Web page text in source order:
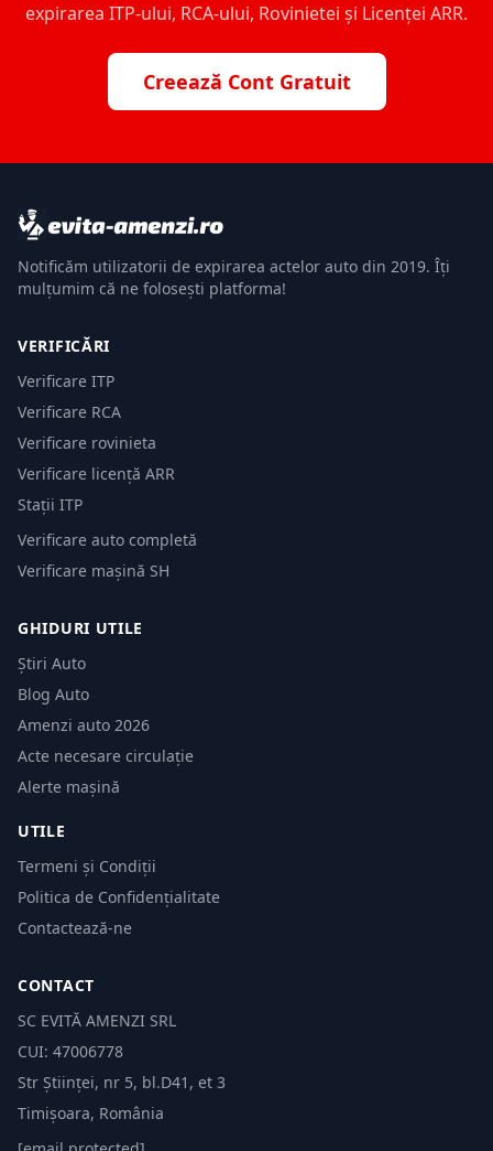
expirarea ITP-ului, RCA-ului, Rovinietei și Licenței ARR.
Creează Cont Gratuit
Notificăm utilizatorii de expirarea actelor auto din 2019. Îți
mulțumim că ne folosești platforma!
VERIFICĂRI
Verificare ITP
Verificare RCA
Verificare rovinieta
Verificare licență ARR
Stații ITP
Verificare auto completă
Verificare mașină SH
GHIDURI UTILE
Știri Auto
Blog Auto
Amenzi auto 2026
Acte necesare circulație
Alerte mașină
UTILE
Termeni și Condiții
Politica de Confidențialitate
Contactează-ne
CONTACT
SC EVITĂ AMENZI SRL
CUI: 47006778
Str Științei, nr 5, bl.D41, et 3
Timișoara, România